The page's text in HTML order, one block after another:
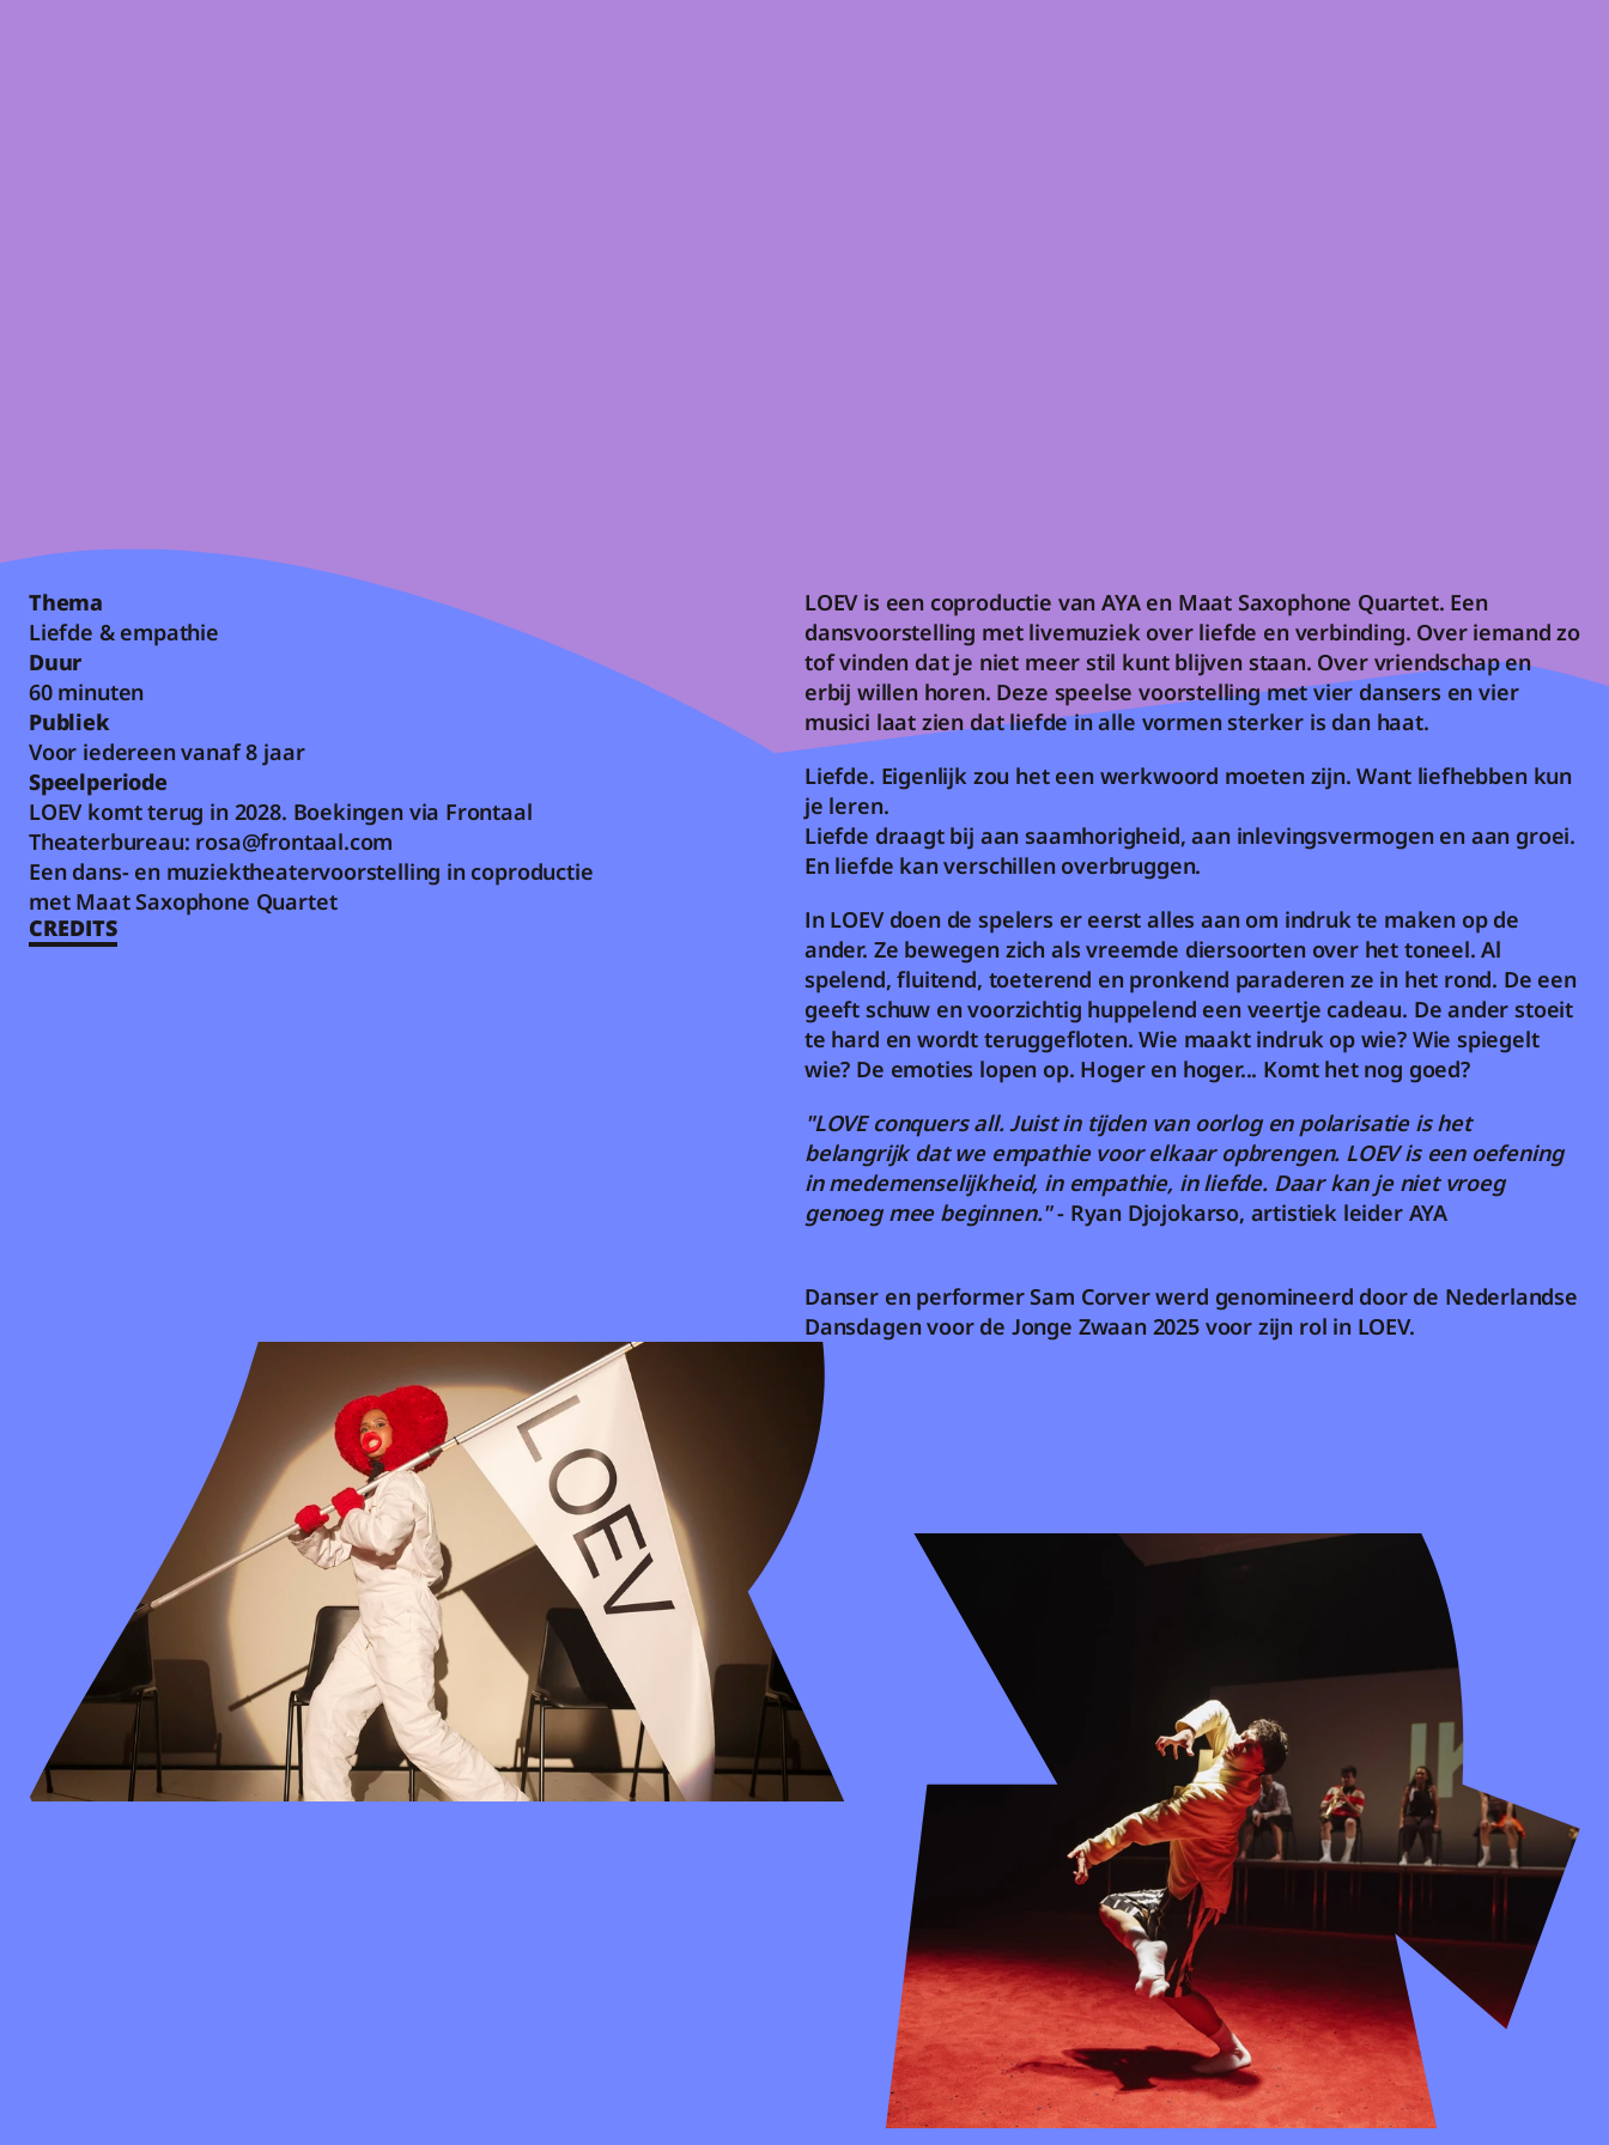
Thema
Liefde & empathie
Duur
60 minuten
Publiek
Voor iedereen vanaf 8 jaar
Speelperiode
LOEV komt terug in 2028. Boekingen via Frontaal
Theaterbureau: rosa@frontaal.com
Een dans- en muziektheatervoorstelling in coproductie
met Maat Saxophone Quartet
CREDITS
LOEV is een coproductie van AYA en Maat Saxophone Quartet. Een
dansvoorstelling met livemuziek over liefde en verbinding. Over iemand zo
tof vinden dat je niet meer stil kunt blijven staan. Over vriendschap en
erbij willen horen. Deze speelse voorstelling met vier dansers en vier
musici laat zien dat liefde in alle vormen sterker is dan haat.
Liefde. Eigenlijk zou het een werkwoord moeten zijn. Want liefhebben kun
je leren.
Liefde draagt bij aan saamhorigheid, aan inlevingsvermogen en aan groei.
En liefde kan verschillen overbruggen.
In LOEV doen de spelers er eerst alles aan om indruk te maken op de
ander. Ze bewegen zich als vreemde diersoorten over het toneel. Al
spelend, fluitend, toeterend en pronkend paraderen ze in het rond. De een
geeft schuw en voorzichtig huppelend een veertje cadeau. De ander stoeit
te hard en wordt teruggefloten. Wie maakt indruk op wie? Wie spiegelt
wie? De emoties lopen op. Hoger en hoger... Komt het nog goed?
"LOVE conquers all. Juist in tijden van oorlog en polarisatie is het
belangrijk dat we empathie voor elkaar opbrengen. LOEV is een oefening
in medemenselijkheid, in empathie, in liefde. Daar kan je niet vroeg
genoeg mee beginnen." - Ryan Djojokarso, artistiek leider AYA
Danser en performer Sam Corver werd genomineerd door de Nederlandse
Dansdagen voor de Jonge Zwaan 2025 voor zijn rol in LOEV.